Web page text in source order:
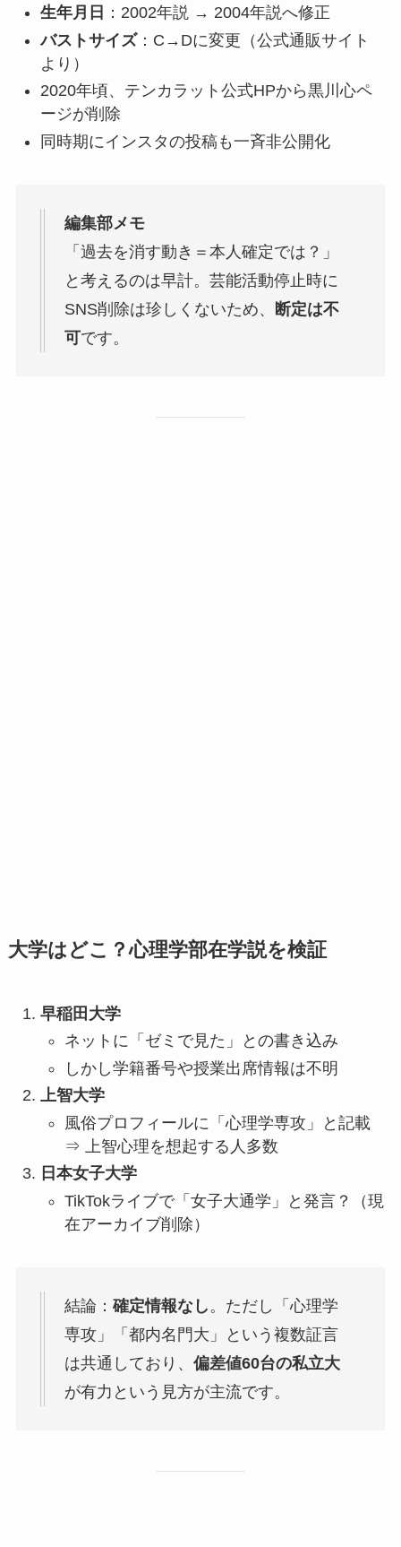
生年月日 ：2002年説 → 2004年説へ修正
バストサイズ：C→Dに変更（公式通販サイト
より）
2020年頃、テンカラット公式HPから黒川心ペ
ージが削除
同時期にインスタの投稿も一斉非公開化
編集部メモ
「過去を消す動き＝本人確定では？」
と考えるのは早計。芸能活動停止時に
SNS削除は珍しくないため、
断定は不
可です。
大学はどこ？心理学部在学説を検証
早稲田大学
ネットに「ゼミで見た」との書き込み
しかし学籍番号や授業出席情報は不明
上智大学
風俗プロフィールに「心理学専攻」と記載
⇒ 上智心理を想起する人多数
日本女子大学
TikTokライブで「女子大通学」と発言？（現
在アーカイブ削除）
結論： 確定情報なし。ただし「心理学
専攻」「都内名門大」という複数証言
は共通しており、 偏差値60台の私立大
が有力という見方が主流です。